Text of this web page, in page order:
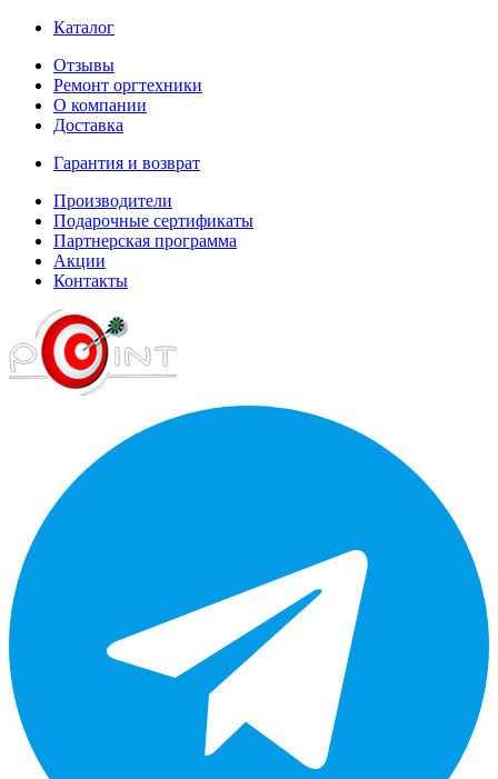
Каталог
Отзывы
Ремонт оргтехники
О компании
Доставка
Гарантия и возврат
Производители
Подарочные сертификаты
Партнерская программа
Акции
Контакты